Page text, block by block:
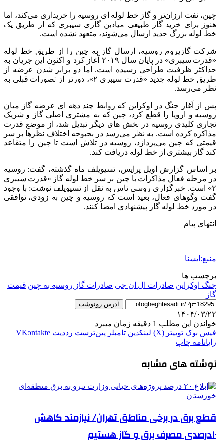
چین، نفت ارزان‌تر و گاز خط لوله ای روسیه را خریداری می‌کند، اما
هنوز برای خرید گاز طبیعی میادین گازی سیبری که از طریق یک
خط لوله بزرگ جدید ارسال می‌شوند، متعهد نشده است.
شرکت گازپروم روسیه، ارسال گاز به چین را از طریق خط لوله
«قدرت سیبری» در پایان سال ۲۰۱۹ آغاز کرد و اکنون این جریان به
حداکثر ظرفیت طراحی رسیده است. اما دو برابر شدن عرضه از
طریق خط لوله جدید «قدرت سیبری ۲»، دورتر از تصورات قبلی به
نظر می‌رسد.
پس از آغاز جنگ در اوکراین که روابط چند دهه ای عرضه گاز میان
روسیه و اروپا را قطع کرد، چین که به مشتری اصلی گاز و شریک
تجاری کلیدی روسیه در بخش های دیگر تبدیل شد، از موضع قدرت
مذاکره کرده است. به نظر می‌رسد در بحبوحه اختلاف نظرها بر سر
قیمتی که چین می‌پردازد، روسیه در تلاش است تا چین را متقاعد
کند گاز بیشتری از خط لوله دریافت کند.
بر اساس گزارش اویل پرایس، تسیویلف ماه گذشته، گفت: روسیه
در مرحله فعال مذاکرات با چین بر سر خط لوله گاز «قدرت سیبری
۲» است. خبرگزاری روسی تاس به نقل از تسیویلف نوشت: با وجود
گفت وگوهای فعال، بعید است که روسیه و چین به زودی، توافقی
در مورد خط لوله گاز پیشنهادی امضا کنند.
انتهای پیام
منبع:ایسنا
برچسب ها
جنگ اوکراین صادرات ال ان جی صادرات گاز روسیه به چین قیمت
گاز
آدرس رونوشت
۱۴۰۴/۰۳/۲۲
خواندن این مطلب 1 دقیقه زمان میبرد
فیس بوک توییتر (X) لینکدین ‫تامبلر ‫پین‌ترست ‫رددیت ‫VKontakte
رایانامه چاپ
نوشته های مشابه
قطع برق در برخی مناطق تهران/ نیازمند کاهش
۱۰درصدی مصرف برق و گاز هستیم